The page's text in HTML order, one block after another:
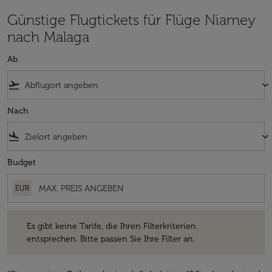
Günstige Flugtickets für Flüge Niamey
nach Malaga
Ab
flight_takeoff keyboard_arrow_down
Nach
flight_land keyboard_arrow_down
Budget
EUR
Es gibt keine Tarife, die Ihren Filterkriterien
entsprechen. Bitte passen Sie Ihre Filter an.